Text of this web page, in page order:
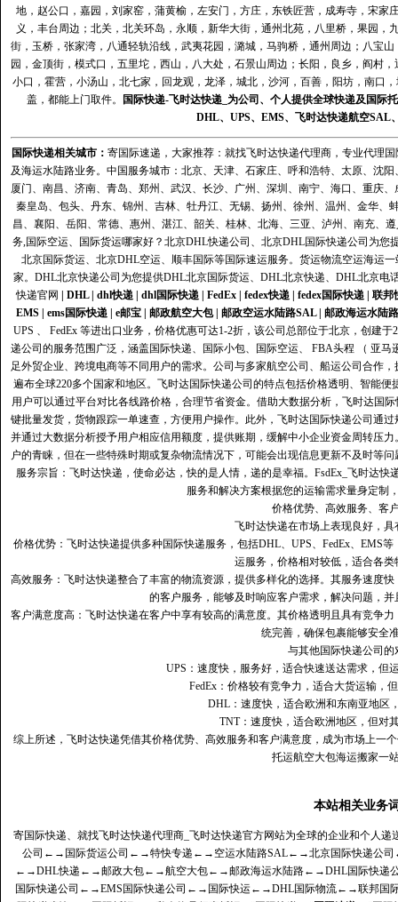
地，赵公口，嘉园，刘家窑，蒲黄榆，左安门，方庄，东铁匠营，成寿寺，宋
义，丰台周边；北关，北关环岛，永顺，新华大街，通州北苑，八里桥，果园
街，玉桥，张家湾，八通轻轨沿线，武夷花园，潞城，马驹桥，通州周边；八宝
园，金顶街，模式口，五里坨，西山，八大处，石景山周边；长阳，良乡，阎村
小口，霍营，小汤山，北七家，回龙观，龙泽，城北，沙河，百善，阳坊，南口
盖，都能上门取件。
国际快递-飞时达快递_为公司、个人提供全球快递及国际
DHL、 UPS、 EMS、 飞时达快递航空SAL
国际快递相关城市： 寄国际速递，大家推荐：就找飞时达快递代理商，专业代理
及海运水陆路业务。中国服务城市：北京、天津、石家庄、呼和浩特、太原、沈
厦门、南昌、济南、青岛、郑州、武汉、长沙、广州、深圳、南宁、海口、重庆
秦皇岛、包头、丹东、锦州、吉林、牡丹江、无锡、扬州、徐州、温州、金华
昌、襄阳、岳阳、常德、惠州、湛江、韶关、桂林、北海、三亚、泸州、南充、
务,国际空运、国际货运哪家好？北京DHL快递公司、北京DHL国际快递公司为
北京国际货运、北京DHL空运、顺丰国际等国际速运服务。货运物流空运海运
家。DHL北京快递公司为您提供DHL北京国际货运、DHL北京快递、DHL北京电
快递官网
DHL| dhl快递| dhl国际快递| FedEx| fedex快递| fedex国际快递| 联邦
EMS| ems国际快递| e邮宝| 邮政航空大包| 邮政空运水陆路SAL| 邮政海运水陆路
UPS 、 FedEx 等进出口业务，价格优惠可达1-2折，该公司总部位于北京，创建
递公司的服务范围广泛，涵盖国际快递、国际小包、国际空运、 FBA头程 （ 亚
足外贸企业、跨境电商等不同用户的需求。公司与多家航空公司、船运公司合作
遍布全球220多个国家和地区。飞时达国际快递公司的特点包括价格透明、智能
用户可以通过平台对比各线路价格，合理节省资金。借助大数据分析，飞时达国
键批量发货，货物跟踪一单速查，方便用户操作。此外，飞时达国际快递公司通
并通过大数据分析授予用户相应信用额度，提供账期，缓解中小企业资金周转压
户的青睐，但在一些特殊时期或复杂物流情况下，可能会出现信息更新不及时等
服务宗旨：飞时达快递，使命必达，快的是人情，递的是幸福。FsdEx_飞时达
服务和解决方案根据您的运输需求量身定制
价格优势、高效服务、客
飞时达快递在市场上表现良好，
价格优势：飞时达快递提供多种国际快递服务，包括DHL、UPS、FedEx、EMS
运服务，价格相对较低，适合各
高效服务：飞时达快递整合了丰富的物流资源，提供多样化的选择。其服务速度
的客户服务，能够及时响应客户需求，解决问题，
客户满意度高‌：飞时达快递在客户中享有较高的满意度。其价格透明且具有竞争
统完善，确保包裹能够安全
与其他国际快递公司的
UPS：速度快，服务好，适合快速送达需求，但
FedEx：价格较有竞争力，适合大货运输，
DHL：速度快，适合欧洲和东南亚地区
TNT：速度快，适合欧洲地区，但对
综上所述，飞时达快递凭借其价格优势、高效服务和客户满意度，成为市场上一
托运航空大包海运搬家一
本站相关业务
寄国际快递、就找飞时达快递代理商_飞时达快递官方网站为全球的企业和个人递
公司 ←→ 国际货运公司 ←→特快专递 ←→ 空运水陆路SAL←→北京国际快递公司
←→DHL快递 ←→邮政大包←→航空大包←→邮政海运水陆路←→DHL国际快递
国际快递公司 ←→EMS国际快递公司 ←→ 国际快运←→DHL国际物流←→联邦国